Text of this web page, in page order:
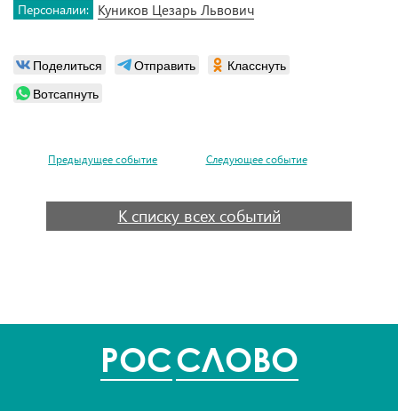
Персоналии: Куников Цезарь Львович
Поделиться Отправить
Класснуть
Вотсапнуть
Предыдущее событие Следующее событие
К списку всех событий
POCСЛОВО